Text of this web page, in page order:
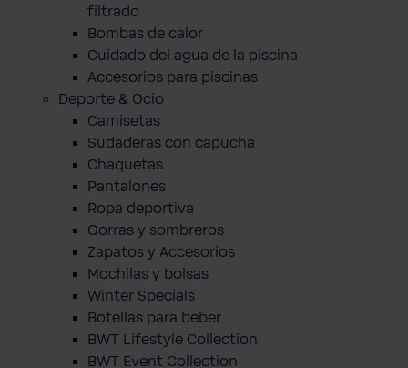
filtrado
Bombas de calor
Cuidado del agua de la piscina
Accesorios para piscinas
Deporte & Ocio
Camisetas
Sudaderas con capucha
Chaquetas
Pantalones
Ropa deportiva
Gorras y sombreros
Zapatos y Accesorios
Mochilas y bolsas
Winter Specials
Botellas para beber
BWT Lifestyle Collection
BWT Event Collection